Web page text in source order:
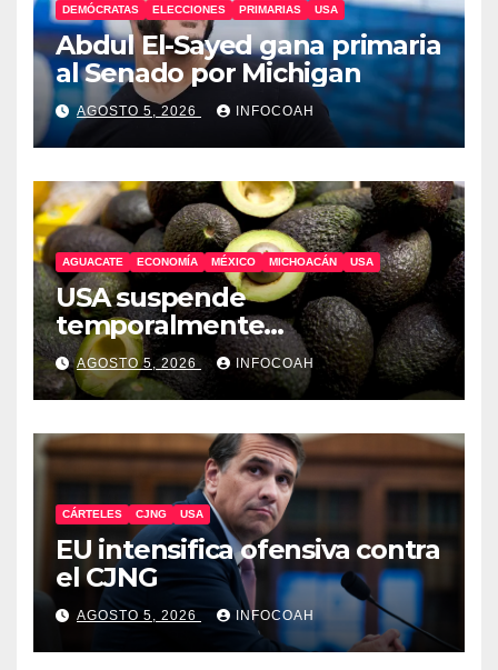
DEMÓCRATAS ELECCIONES PRIMARIAS USA
Abdul El-Sayed gana primaria
al Senado por Michigan
AGOSTO 5, 2026 INFOCOAH
AGUACATE ECONOMÍA MÉXICO MICHOACÁN USA
USA suspende
temporalmente
exportaciones de aguacate
michoacano
AGOSTO 5, 2026 INFOCOAH
CÁRTELES CJNG USA
EU intensifica ofensiva contra
el CJNG
AGOSTO 5, 2026 INFOCOAH